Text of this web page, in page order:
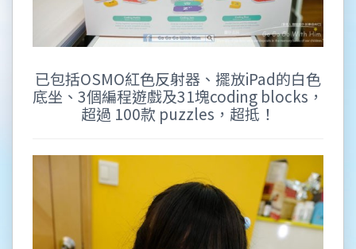
已包括OSMO紅色反射器、擺放iPad的白色
底坐、3個編程遊戲及31塊coding blocks，
超過 100款 puzzles，超抵！